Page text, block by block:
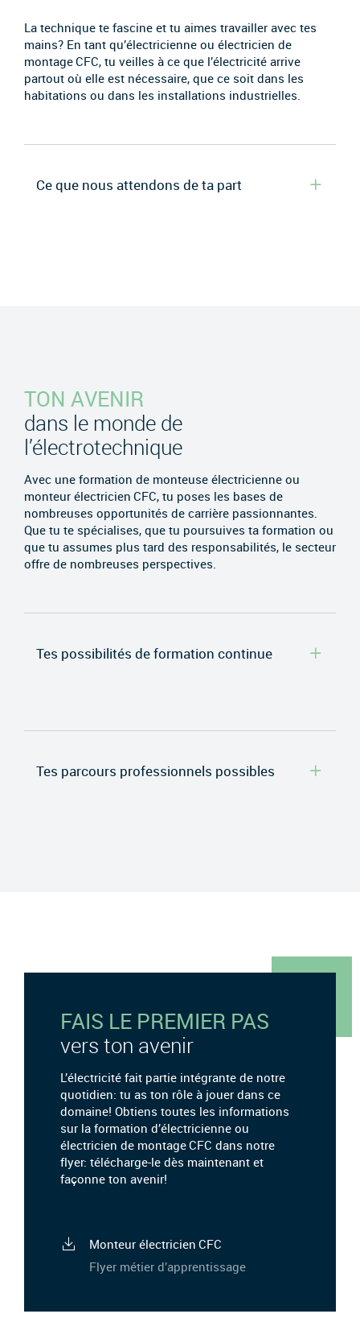
La technique te fascine et tu aimes travailler avec tes
mains? En tant qu’électricienne ou électricien de
montage CFC, tu veilles à ce que l’électricité arrive
partout où elle est nécessaire, que ce soit dans les
habitations ou dans les installations industrielles.
Ce que nous attendons de ta part
TON AVENIR
dans le monde de
l’électrotechnique
Avec une formation de monteuse électricienne ou
monteur électricien CFC, tu poses les bases de
nombreuses opportunités de carrière passionnantes.
Que tu te spécialises, que tu poursuives ta formation ou
que tu assumes plus tard des responsabilités, le secteur
offre de nombreuses perspectives.
Tes possibilités de formation continue
Tes parcours professionnels possibles
FAIS LE PREMIER PAS
vers ton avenir
L’électricité fait partie intégrante de notre
quotidien: tu as ton rôle à jouer dans ce
domaine! Obtiens toutes les informations
sur la formation d’électricienne ou
électricien de montage CFC dans notre
flyer: télécharge-le dès maintenant et
façonne ton avenir!
Monteur électricien CFC
Flyer métier d’apprentissage